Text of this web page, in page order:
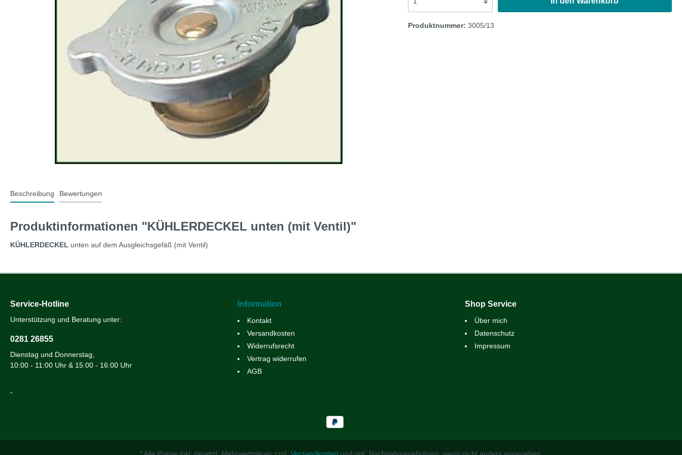
Midget & Sprite
Mini Rover TR etc
Produktnummer: 3005/13
Beschreibung Bewertungen
Produktinformationen "KÜHLERDECKEL unten (mit Ventil)"
KÜHLERDECKEL unten auf dem Ausgleichsgefäß (mit Ventil)
Service-Hotline
Unterstützung und Beratung unter:
0281 26855
Dienstag und Donnerstag,
10:00 - 11:00 Uhr & 15:00 - 16:00 Uhr
-
Information
Kontakt
Versandkosten
Widerrufsrecht
Vertrag widerrufen
AGB
Shop Service
Über mich
Datenschutz
Impressum
* Alle Preise inkl. gesetzl. Mehrwertsteuer zzgl. Versandkosten und ggf. Nachnahmegebühren, wenn nicht anders angegeben.